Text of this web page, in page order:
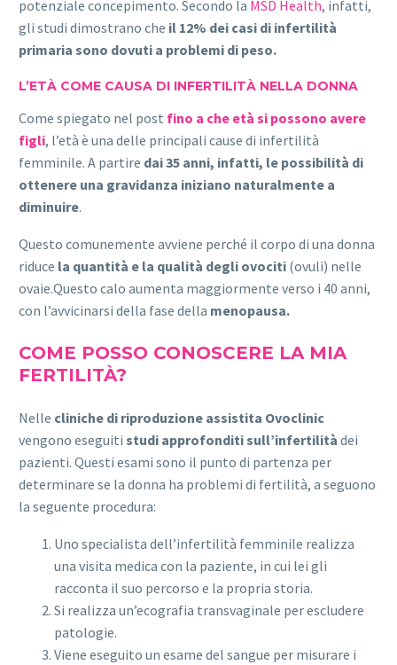
potenziale concepimento. Secondo la MSD Health, infatti,
gli studi dimostrano che il 12% dei casi di infertilità
primaria sono dovuti a problemi di peso.
L’ETÀ COME CAUSA DI INFERTILITÀ NELLA DONNA
Come spiegato nel post fino a che età si possono avere
figli, l’età è una delle principali cause di infertilità
femminile. A partire dai 35 anni, infatti, le possibilità di
ottenere una gravidanza iniziano naturalmente a
diminuire.
Questo comunemente avviene perché il corpo di una donna
riduce la quantità e la qualità degli ovociti (ovuli) nelle
ovaie.Questo calo aumenta maggiormente verso i 40 anni,
con l’avvicinarsi della fase della menopausa.
COME POSSO CONOSCERE LA MIA
FERTILITÀ?
Nelle cliniche di riproduzione assistita Ovoclinic
vengono eseguiti studi approfonditi sull’infertilità dei
pazienti. Questi esami sono il punto di partenza per
determinare se la donna ha problemi di fertilità, a seguono
la seguente procedura:
Uno specialista dell’infertilità femminile realizza
una visita medica con la paziente, in cui lei gli
racconta il suo percorso e la propria storia.
Si realizza un’ecografia transvaginale per escludere
patologie.
Viene eseguito un esame del sangue per misurare i